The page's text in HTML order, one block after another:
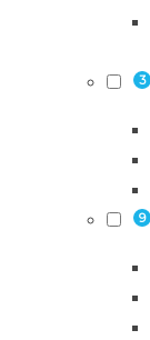
3
9